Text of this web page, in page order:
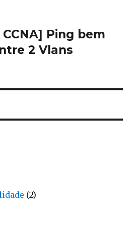
Ping bem
2 Vlans
(2)